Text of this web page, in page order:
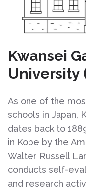
Kwansei
University
As one of the
schools in Japan,
dates back to
in Kobe by the
Walter Russell
conducts self-
and research